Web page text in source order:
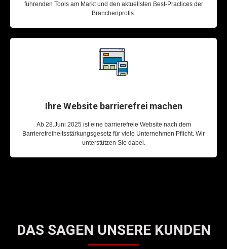
führenden Tools am Markt und den aktuellsten Best-Practices der
Branchenprofis.
Ihre Website barrierefrei machen
Ab 28.Juni 2025 ist eine barrierefreie Website nach dem
Barrierefreiheitsstärkungsgesetz für viele Unternehmen Pflicht. Wir
unterstützen Sie dabei.
DAS SAGEN UNSERE KUNDEN